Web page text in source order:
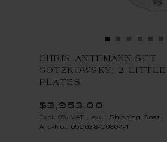
CHRIS ANTEMANN SET
GOTZKOWSKY, 2 LITTLE
PLATES
$3,953.00
Excl. 0% VAT excl. Shipping Cost
Art.-No.: 65C028-C0804-1